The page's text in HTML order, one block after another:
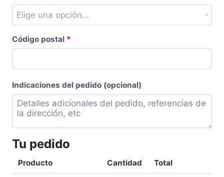
Elige una opción…
Código postal *
Indicaciones del pedido (opcional)
Tu pedido
Producto Cantidad Total